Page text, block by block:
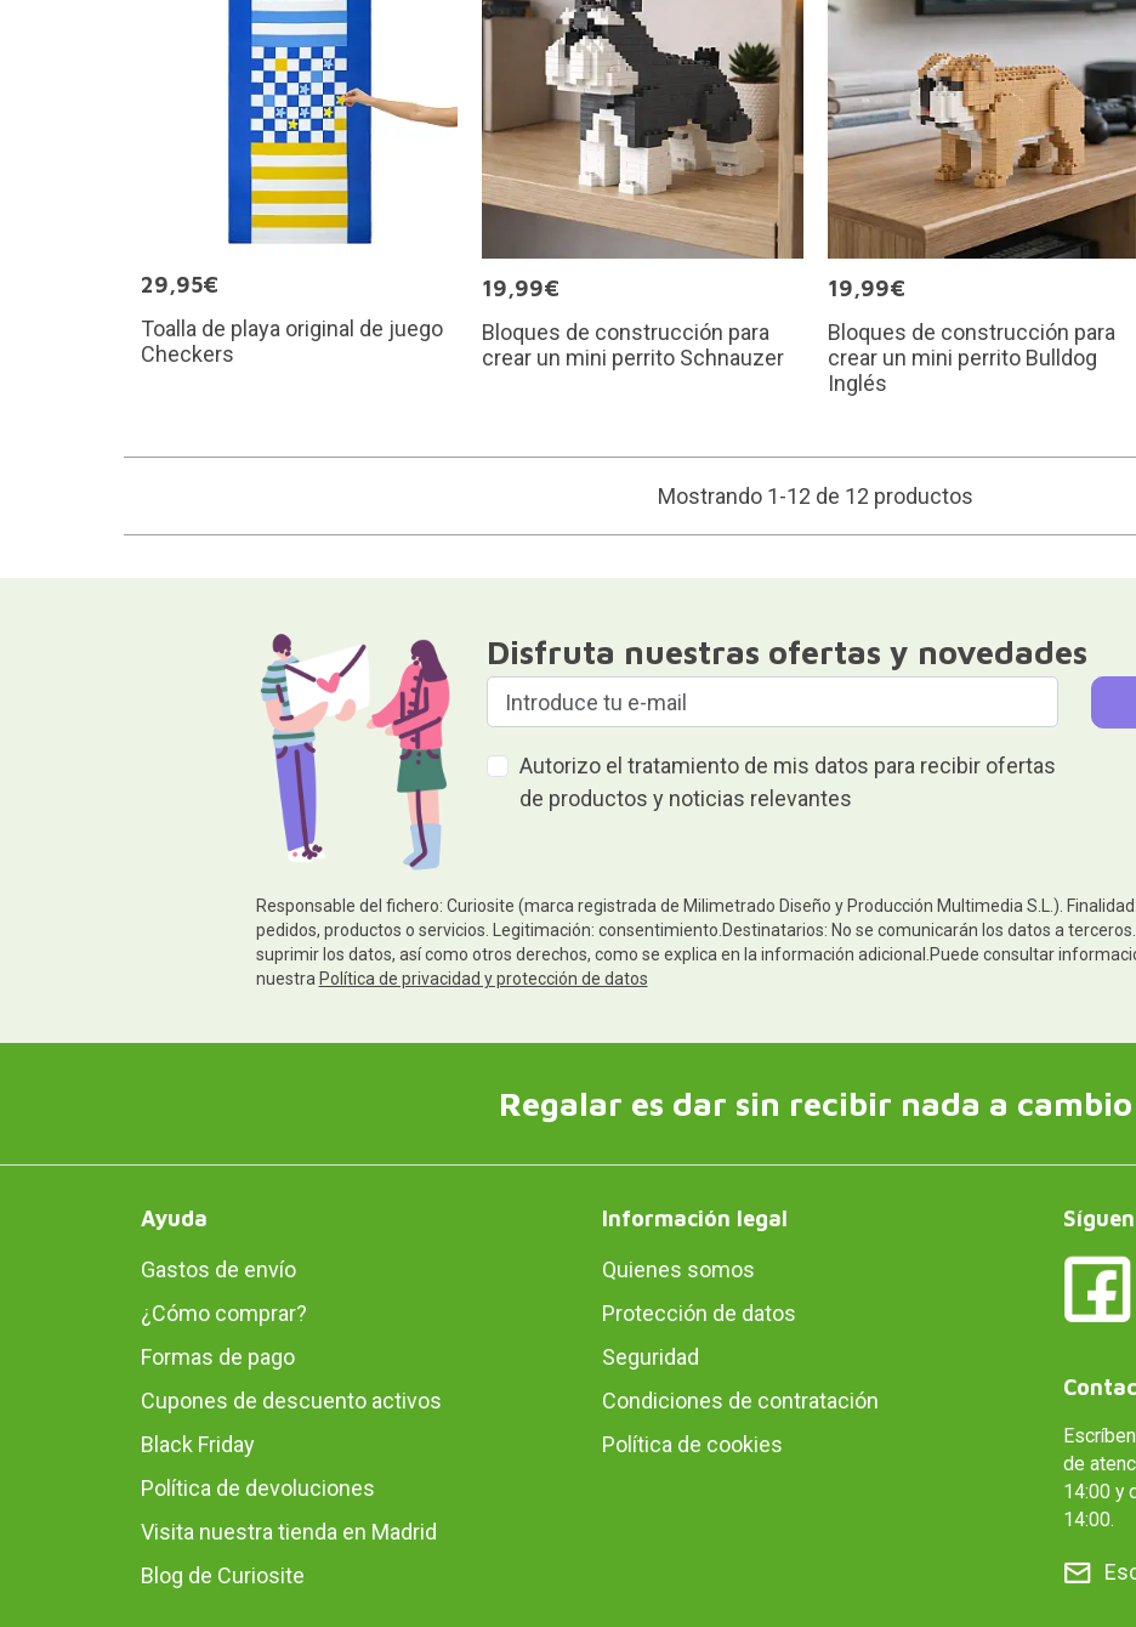
29,95€
Toalla de playa original de juego
Checkers
19,99€
Bloques de construcción para
crear un mini perrito Schnauzer
19,99€
Bloques de construcción para
crear un mini perrito Bulldog
Inglés
Mostrando 1-12 de 12 productos
Disfruta nuestras ofertas y novedades
Autorizo el tratamiento de mis datos para recibir ofertas
de productos y noticias relevantes
Responsable del fichero: Curiosite (marca registrada de Milimetrado Diseño y Producción Multimedia S.L.).
pedidos, productos o servicios. Legitimación: consentimiento.Destinatarios: No se comunicarán los datos a
suprimir los datos, así como otros derechos, como se explica en la información adicional.Puede consultar
nuestra Política de privacidad y protección de datos
Regalar es dar sin recibir nada a cambio
Ayuda
Gastos de envío
¿Cómo comprar?
Formas de pago
Cupones de descuento activos
Black Friday
Política de devoluciones
Visita nuestra tienda en Madrid
Blog de Curiosite
Información legal
Quienes somos
Protección de datos
Seguridad
Condiciones de contratación
Política de cookies
de
14:00 y
14:00.